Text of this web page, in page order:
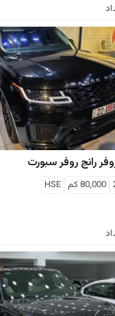
رانج روفر سبورت
80,000كم HSE